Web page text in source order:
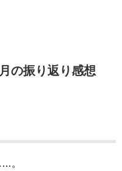
の振り返り感想
。